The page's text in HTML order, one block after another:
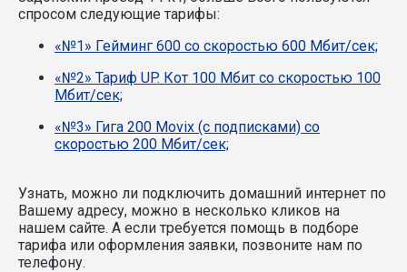
спросом следующие тарифы:
«№1» Гейминг 600 со скоростью 600 Мбит/сек;
«№2» Тариф UP. Кот 100 Мбит со скоростью 100
Мбит/сек;
«№3» Гига 200 Movix (с подписками) со
скоростью 200 Мбит/сек;
Узнать, можно ли подключить домашний интернет по
Вашему адресу, можно в несколько кликов на
нашем сайте. А если требуется помощь в подборе
тарифа или оформления заявки, позвоните нам по
телефону.